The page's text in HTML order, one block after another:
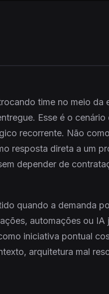
time no meio da
Esse é o cenário
recorrente. Não
resposta direta a um
depender de
quando a demanda
automações ou IA
iniciativa pontual
arquitetura mal